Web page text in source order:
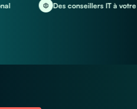
Des conseillers IT à votre